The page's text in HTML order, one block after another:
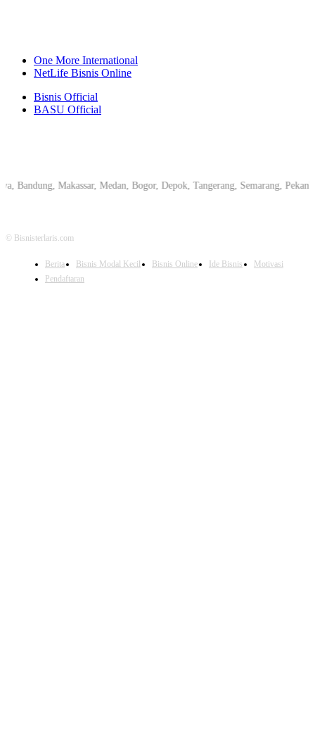
One More International
NetLife Bisnis Online
Bisnis Official
BASU Official
Makassar, Medan, Bogor, Depok, Tangerang, Semarang, Pekanbaru,
© Bisnisterlaris.com
Berita Bisnis Modal Kecil Bisnis Online Ide Bisnis
Motivasi
Pendaftaran